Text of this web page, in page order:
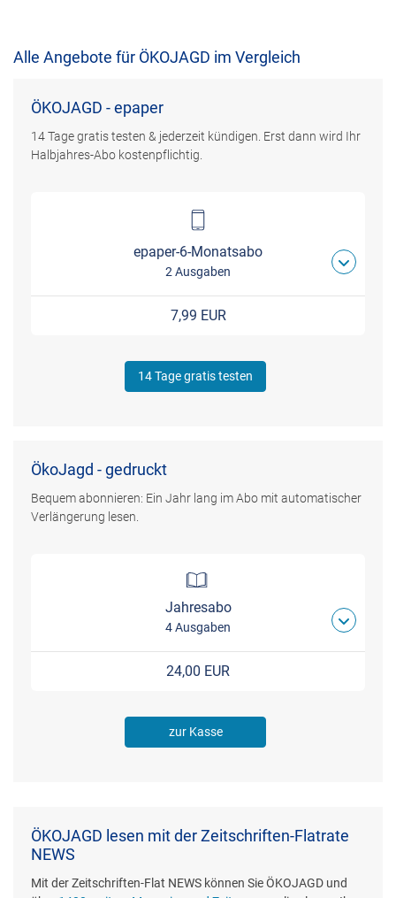
Alle Angebote für ÖKOJAGD im Vergleich
ÖKOJAGD - epaper
14 Tage gratis testen & jederzeit kündigen. Erst dann wird Ihr
Halbjahres-Abo kostenpflichtig.
epaper-6-Monatsabo
2 Ausgaben
7,99 EUR
14 Tage gratis testen
ÖkoJagd - gedruckt
Bequem abonnieren: Ein Jahr lang im Abo mit automatischer
Verlängerung lesen.
Jahresabo
4 Ausgaben
24,00 EUR
zur Kasse
ÖKOJAGD lesen mit der Zeitschriften-Flatrate
NEWS
Mit der Zeitschriften-Flat NEWS können Sie ÖKOJAGD und